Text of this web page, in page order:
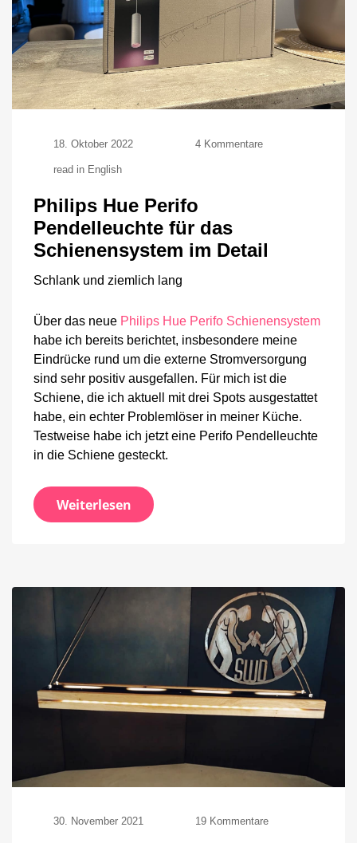
18. Oktober 2022 4 Kommentarezu
read in English
Philips Hue Perifo
Pendelleuchte für das
Schienensystem im Detail
Schlank und ziemlich lang
Über das neue Philips Hue Perifo Schienensystem
habe ich bereits berichtet, insbesondere meine
Eindrücke rund um die externe Stromversorgung
sind sehr positiv ausgefallen. Für mich ist die
Schiene, die ich aktuell mit drei Spots ausgestattet
habe, ein echter Problemlöser in meiner Küche.
Testweise habe ich jetzt eine Perifo Pendelleuchte
in die Schiene gesteckt.
Weiterlesen
30. November 2021 19 Kommentarezu